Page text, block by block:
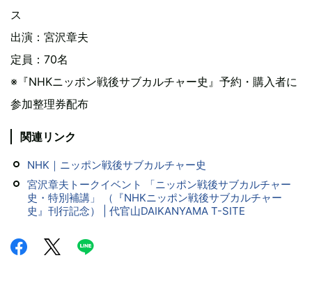
ス
出演：宮沢章夫
定員：70名
※『NHKニッポン戦後サブカルチャー史』予約・購入者に
参加整理券配布
関連リンク
NHK｜ニッポン戦後サブカルチャー史
宮沢章夫トークイベント 「ニッポン戦後サブカルチャー
史・特別補講」 （『NHKニッポン戦後サブカルチャー
史』刊行記念） | 代官山DAIKANYAMA T-SITE